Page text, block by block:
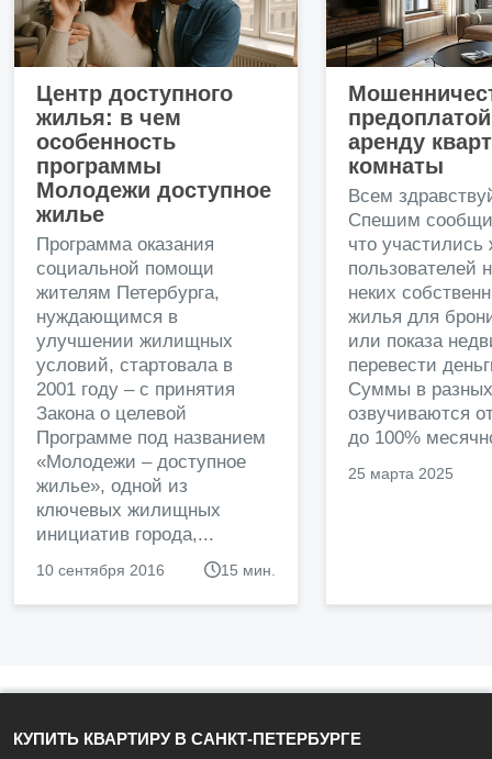
Центр доступного
жилья: в чем
особенность
программы
Молодежи доступное
жилье
Программа оказания
социальной помощи
жителям Петербурга,
нуждающимся в
улучшении жилищных
условий, стартовала в
2001 году – с принятия
Закона о целевой
Программе под названием
«Молодежи – доступное
жилье», одной из
ключевых жилищных
инициатив города,...
10 сентября 2016 15 мин.
аренду
комнаты
Всем
Спешим
что
пользователей
неких
жилья для
или показа
перевести
Суммы в
озвучиваются
до 100%
25 марта 2025
КУПИТЬ КВАРТИРУ В САНКТ-ПЕТЕРБУРГЕ